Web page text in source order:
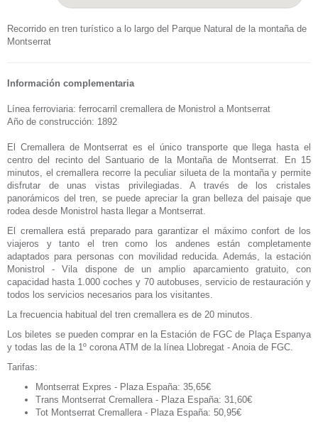
Recorrido en tren turístico a lo largo del Parque Natural de la montaña de
Montserrat
Información complementaria
Línea ferroviaria: ferrocarril cremallera de Monistrol a Montserrat
Año de construcción: 1892
El Cremallera de Montserrat es el único transporte que llega hasta el
centro del recinto del Santuario de la Montaña de Montserrat. En 15
minutos, el cremallera recorre la peculiar silueta de la montaña y permite
disfrutar de unas vistas privilegiadas. A través de los cristales
panorámicos del tren, se puede apreciar la gran belleza del paisaje que
rodea desde Monistrol hasta llegar a Montserrat.
El cremallera está preparado para garantizar el máximo confort de los
viajeros y tanto el tren como los andenes están completamente
adaptados para personas con movilidad reducida. Además, la estación
Monistrol - Vila dispone de un amplio aparcamiento gratuito, con
capacidad hasta 1.000 coches y 70 autobuses, servicio de restauración y
todos los servicios necesarios para los visitantes.
La frecuencia habitual del tren cremallera es de 20 minutos.
Los biletes se pueden comprar en la Estación de FGC de Plaça Espanya
y todas las de la 1º corona ATM de la línea Llobregat - Anoia de FGC.
Tarifas:
Montserrat Expres - Plaza España: 35,65€
Trans Montserrat Cremallera - Plaza España: 31,60€
Tot Montserrat Cremallera - Plaza España: 50,95€